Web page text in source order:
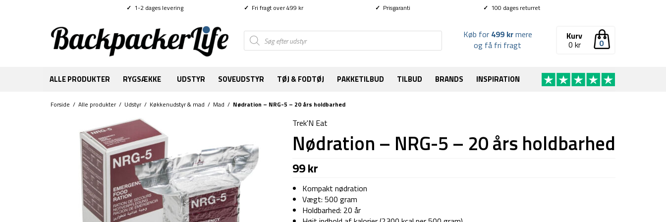
✓ 1-2 dages levering ✓ Fri fragt over 499 kr ✓ Prisgaranti ✓ 100 dages returret
Products
search 0
Kurv
0 kr
Køb for 499 krmere
og få fri fragt
ALLE PRODUKTER RYGSÆKKE UDSTYR SOVEUDSTYR TØJ & FODTØJ PAKKETILBUD TILBUD BRANDS INSPIRATION
Forside / Alle produkter/ Udstyr/ Køkkenudstyr & mad / Mad / Nødration – NRG-5 – 20 års holdbarhed
Trek'N Eat
Nødration – NRG-5 – 20 års holdbarhed
99kr
Kompakt nødration
Vægt: 500 gram
Holdbarhed: 20 år